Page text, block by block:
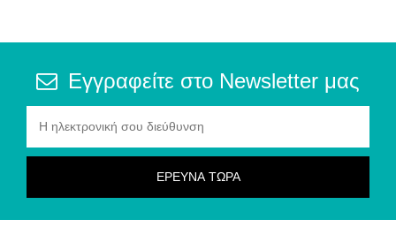
Εγγραφείτε στο Newsletter μας